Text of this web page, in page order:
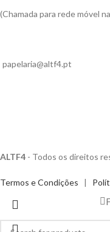
(Chamada para rede móvel
papelaria@altf4.pt
ALTF4 - Todos os direitos
Termos e Condições |